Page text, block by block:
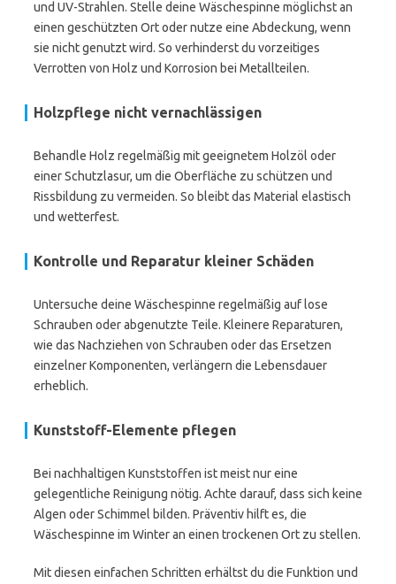
und UV-Strahlen. Stelle deine Wäschespinne möglichst an
einen geschützten Ort oder nutze eine Abdeckung, wenn
sie nicht genutzt wird. So verhinderst du vorzeitiges
Verrotten von Holz und Korrosion bei Metallteilen.
Holzpflege nicht vernachlässigen
Behandle Holz regelmäßig mit geeignetem Holzöl oder
einer Schutzlasur, um die Oberfläche zu schützen und
Rissbildung zu vermeiden. So bleibt das Material elastisch
und wetterfest.
Kontrolle und Reparatur kleiner Schäden
Untersuche deine Wäschespinne regelmäßig auf lose
Schrauben oder abgenutzte Teile. Kleinere Reparaturen,
wie das Nachziehen von Schrauben oder das Ersetzen
einzelner Komponenten, verlängern die Lebensdauer
erheblich.
Kunststoff-Elemente pflegen
Bei nachhaltigen Kunststoffen ist meist nur eine
gelegentliche Reinigung nötig. Achte darauf, dass sich keine
Algen oder Schimmel bilden. Präventiv hilft es, die
Wäschespinne im Winter an einen trockenen Ort zu stellen.
Mit diesen einfachen Schritten erhältst du die Funktion und